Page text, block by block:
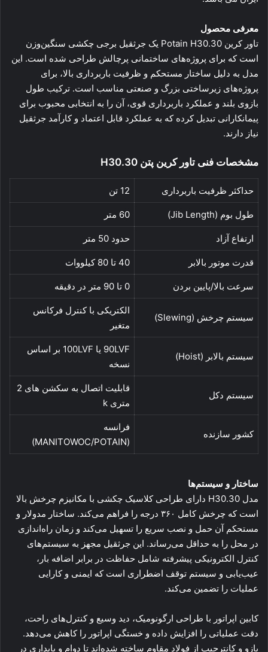
معرفی محصول
تاور کرین Potain H30.30 یک جرثقیل برجی چکشی سنگین‌وزن
است که برای پروژه‌های ساختمانی پرچالش طراحی شده است. این
مدل به دلیل ساختار مستحکم و ظرفیت باربرداری بالا، برای
پروژه‌های زیرساختی بزرگ و صنعتی مناسب است. ترکیب طول
بازوی بلند و عملکرد باربرداری قوی، آن را به انتخابی محبوب برای
پیمانکارانی تبدیل کرده که به عملکرد قابل اعتماد و کارآمد جرثقیل
نیاز دارند.
مشخصات فنی تاور کرین پتن H30.30
حداکثر ظرفیت باربرداری 12 تن
طول بوم (Jib Length) 60 متر
ارتفاع آزاد حدود 50 متر
قدرت موتور بالابر 40 تا 80 کیلووات
سرعت بالا/پایین بردن 0 تا 90 متر در دقیقه
سیستم چرخش (Slewing)
الکتریکی با کنترل فرکانس
متغیر
سیستم بالابر (Hoist)
90LVF یا 100LVF بر اساس
نسخه
سیستم دکل
قابلیت اتصال به سکشن های 2
متری k
کشور سازنده
فرانسه
(MANITOWOC/POTAIN)
ساختار و سیستم‌ها
مدل H30.30 دارای طراحی کلاسیک چکشی با مکانیزم چرخش بالا
است که چرخش کامل ۳۶۰ درجه را فراهم می‌کند. ساختار مدولار و
مستحکم آن حمل و نصب سریع را تسهیل می‌کند و زمان راه‌اندازی
در محل را به حداقل می‌رساند. این جرثقیل مجهز به سیستم‌های
کنترل الکترونیکی پیشرفته شامل حفاظت در برابر اضافه بار،
عیب‌یابی و سیستم توقف اضطراری است که ایمنی و کارایی
عملیات را تضمین می‌کند.
کابین اپراتور با طراحی ارگونومیک، دید وسیع و کنترل‌های راحت،
دقت عملیاتی را افزایش داده و خستگی اپراتور را کاهش می‌دهد.
بازو و کانترجیب از فولاد مقاوم ساخته شده‌اند تا دوام و پایداری در